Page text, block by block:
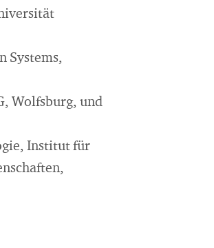
Systems,
Wolfsburg, und
Institut für